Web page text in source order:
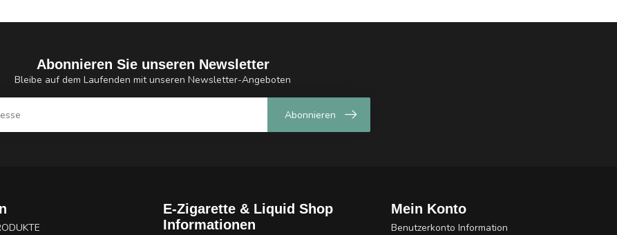
Abonnieren Sie unseren Newsletter
Bleibe auf dem Laufenden mit unseren Newsletter-Angeboten
Abonnieren
E-Zigarette & Liquid Shop
Informationen
Mein Konto
Benutzerkonto Information